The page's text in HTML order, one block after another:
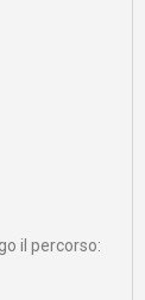
il percorso: